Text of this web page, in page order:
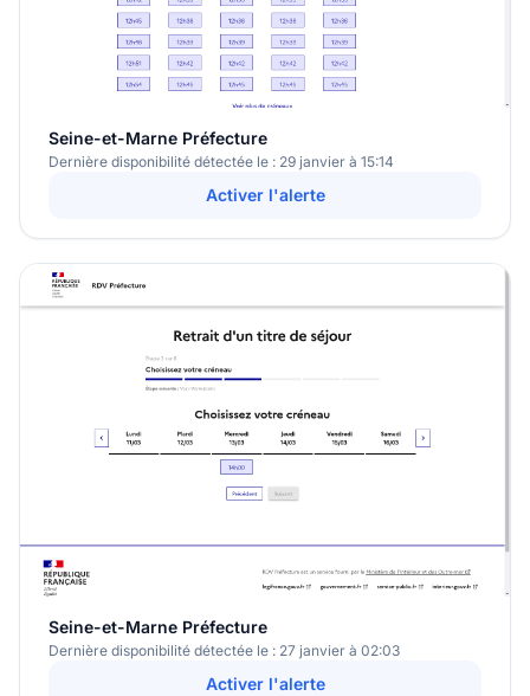
Seine-et-Marne Préfecture
Dernière disponibilité détectée le : 29 janvier à 15:14
Activer l'alerte
Seine-et-Marne Préfecture
Dernière disponibilité détectée le : 27 janvier à 02:03
Activer l'alerte